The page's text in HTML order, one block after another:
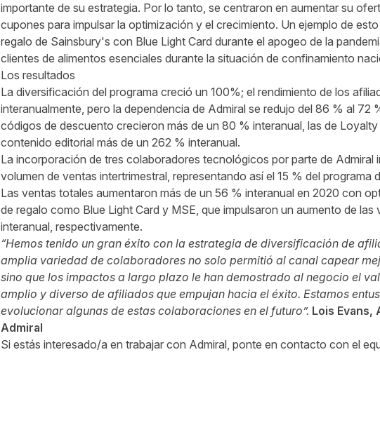
importante de su estrategia. Por lo tanto, se centraron en aumentar su
cupones para impulsar la optimización y el crecimiento. Un ejemplo de
regalo de Sainsbury's con Blue Light Card durante el apogeo de la
clientes de alimentos esenciales durante la situación de confinamiento
Los resultados
La diversificación del programa creció un 100%; el rendimiento de los
interanualmente, pero la dependencia de Admiral se redujo del 86 % al 72
códigos de descuento crecieron más de un 80 % interanual, las de
contenido editorial más de un 262 % interanual.
La incorporación de tres colaboradores tecnológicos por parte de Admiral
volumen de ventas intertrimestral, representando así el 15 % del programa
Las ventas totales aumentaron más de un 56 % interanual en 2020 con
de regalo como Blue Light Card y MSE, que impulsaron un aumento de
interanual, respectivamente.
“Hemos tenido un gran éxito con la estrategia de diversificación de
amplia variedad de colaboradores no solo permitió al canal capear
sino que los impactos a largo plazo le han demostrado al negocio el
amplio y diverso de afiliados que empujan hacia el éxito. Estamos
evolucionar algunas de estas colaboraciones en el futuro”. Lois Evans,
Admiral
Si estás interesado/a en trabajar con Admiral, ponte en contacto con el